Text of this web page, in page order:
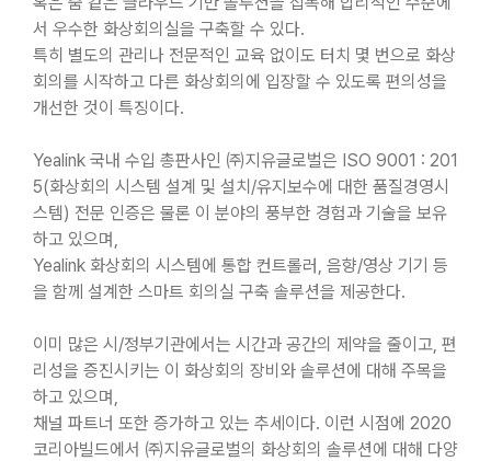
서 우수한 화상회의실을 구축할 수 있다.
특히 별도의 관리나 전문적인 교육 없이도 터치 몇 번으로 화상
회의를 시작하고 다른 화상회의에 입장할 수 있도록 편의성을
개선한 것이 특징이다.
Yealink 국내 수입 총판사인 ㈜지유글로벌은 ISO 9001 : 201
5(화상회의 시스템 설계 및 설치/유지보수에 대한 품질경영시
스템) 전문 인증은 물론 이 분야의 풍부한 경험과 기술을 보유
하고 있으며,
Yealink 화상회의 시스템에 통합 컨트롤러, 음향/영상 기기 등
을 함께 설계한 스마트 회의실 구축 솔루션을 제공한다.
이미 많은 시/정부기관에서는 시간과 공간의 제약을 줄이고, 편
리성을 증진시키는 이 화상회의 장비와 솔루션에 대해 주목을
하고 있으며,
채널 파트너 또한 증가하고 있는 추세이다. 이런 시점에 2020
코리아빌드에서 ㈜지유글로벌의 화상회의 솔루션에 대해 다양